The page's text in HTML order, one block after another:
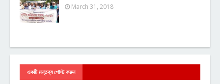
March 31, 2018
একটি মন্তব্য পোস্ট করুন